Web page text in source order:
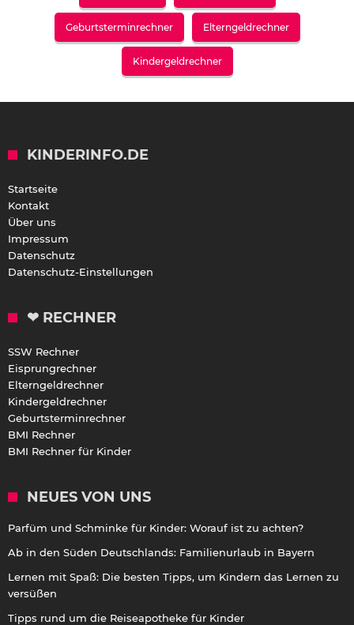
Geburtsterminrechner Elterngeldrechner
Kindergeldrechner
KINDERINFO.DE
Startseite
Kontakt
Über uns
Impressum
Datenschutz
Datenschutz-Einstellungen
❤ RECHNER
SSW Rechner
Eisprungrechner
Elterngeldrechner
Kindergeldrechner
Geburtsterminrechner
BMI Rechner
BMI Rechner für Kinder
NEUES VON UNS
Parfüm und Schminke für Kinder: Worauf ist zu achten?
Ab in den Süden Deutschlands: Familienurlaub in Bayern
Lernen mit Spaß: Die besten Tipps, um Kindern das Lernen zu
versüßen
Tipps rund um die Reiseapotheke für Kinder